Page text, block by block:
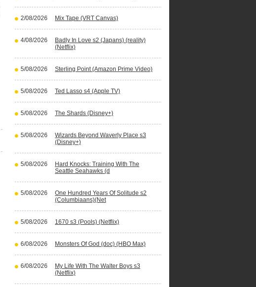
2/08/2026 Mix Tape (VRT Canvas)
4/08/2026
Badly In Love s2 (Japans) (reality)
(Netflix)
5/08/2026 Sterling Point (Amazon Prime Video)
5/08/2026 Ted Lasso s4 (Apple TV)
5/08/2026 The Shards (Disney+)
5/08/2026
Wizards Beyond Waverly Place s3
(Disney+)
5/08/2026
Hard Knocks: Training With The
Seattle Seahawks (d
5/08/2026
One Hundred Years Of Solitude s2
(Columbiaans)(Net
5/08/2026 1670 s3 (Pools) (Netflix)
6/08/2026 Monsters Of God (doc) (HBO Max)
6/08/2026
My Life With The Walter Boys s3
(Netflix)